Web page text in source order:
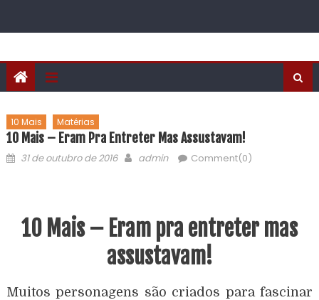
10 Mais Matérias
10 Mais – Eram Pra Entreter Mas Assustavam!
31 de outubro de 2016 admin Comment(0)
10 Mais – Eram pra entreter mas
assustavam!
Muitos personagens são criados para fascinar